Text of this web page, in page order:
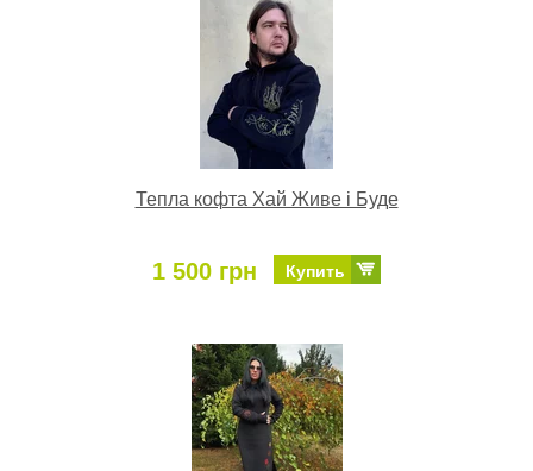
Тепла кофта Хай Живе і Буде
1 500 грн Купить